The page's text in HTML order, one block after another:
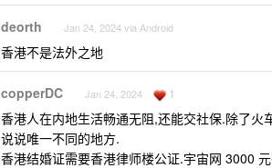
deorth Jan 24, 2024 via Android
香港不是法外之地
copperDC Jan 24, 2024 1
香港人在内地生活畅通无阻,还能交社保.除了
说说唯一不同的地方.
香港结婚证需要香港律师楼公证.宇宙网 3000